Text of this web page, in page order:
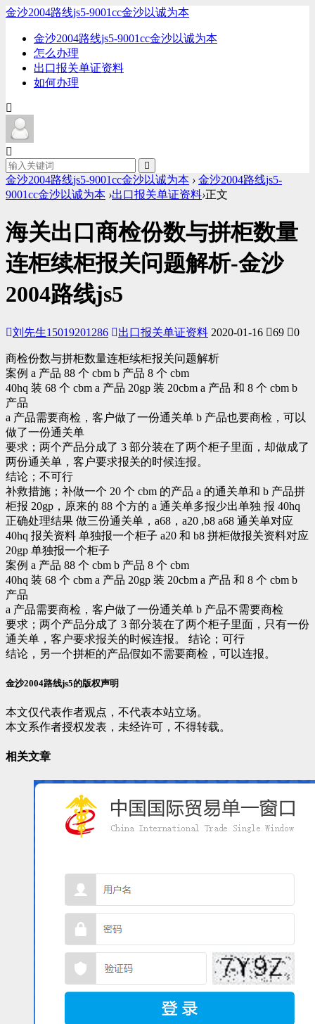
金沙2004路线js5-9001cc金沙以诚为本
金沙2004路线js5-9001cc金沙以诚为本
怎么办理
出口报关单证资料
如何办理
金沙2004路线js5-9001cc金沙以诚为本 › 金沙2004路线js5-
9001cc金沙以诚为本 ›出口报关单证资料›正文
海关出口商检份数与拼柜数量
连柜续柜报关问题解析-金沙
2004路线js5
刘先生15019201286 出口报关单证资料 2020-01-16 69 0
商检份数与拼柜数量连柜续柜报关问题解析
案例 a 产品 88 个 cbm b 产品 8 个 cbm
40hq 装 68 个 cbm a 产品 20gp 装 20cbm a 产品 和 8 个 cbm b
产品
a 产品需要商检，客户做了一份通关单 b 产品也要商检，可以
做了一份通关单
要求；两个产品分成了 3 部分装在了两个柜子里面，却做成了
两份通关单，客户要求报关的时候连报。
结论；不可行
补救措施；补做一个 20 个 cbm 的产品 a 的通关单和 b 产品拼
柜报 20gp，原来的 88 个方的 a 通关单多报少出单独 报 40hq
正确处理结果 做三份通关单，a68，a20 ,b8 a68 通关单对应
40hq 报关资料 单独报一个柜子 a20 和 b8 拼柜做报关资料对应
20gp 单独报一个柜子
案例 a 产品 88 个 cbm b 产品 8 个 cbm
40hq 装 68 个 cbm a 产品 20gp 装 20cbm a 产品 和 8 个 cbm b
产品
a 产品需要商检，客户做了一份通关单 b 产品不需要商检
要求；两个产品分成了 3 部分装在了两个柜子里面，只有一份
通关单，客户要求报关的时候连报。 结论；可行
结论，另一个拼柜的产品假如不需要商检，可以连报。
金沙2004路线js5的版权声明
本文仅代表作者观点，不代表本站立场。
本文系作者授权发表，未经许可，不得转载。
相关文章